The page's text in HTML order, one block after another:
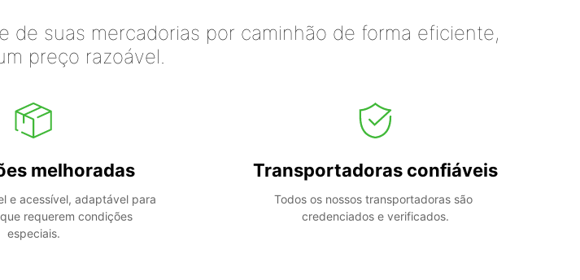
suas mercadorias por caminhão de forma eficiente,
preço razoável.
melhoradas
e acessível, adaptável para
requerem condições
especiais.
Transportadoras confiáveis
Todos os nossos transportadoras são
credenciados e verificados.